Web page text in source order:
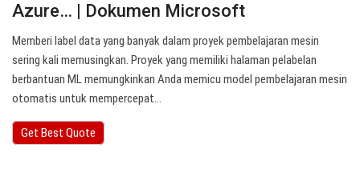
Azure… | Dokumen Microsoft
Memberi label data yang banyak dalam proyek pembelajaran mesin
sering kali memusingkan. Proyek yang memiliki halaman pelabelan
berbantuan ML memungkinkan Anda memicu model pembelajaran mesin
otomatis untuk mempercepat…
Get Best Quote